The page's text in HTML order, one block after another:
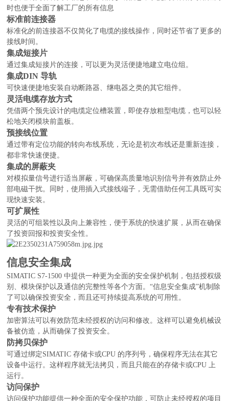
时也便于全面了解工厂的所有信息
标准前连接器
标准化的前连接器不仅简化了电缆的接线操作，同时还节省了更多的
接线时间。
集成短接片
通过集成短接片的连接，可以更为灵活便捷地建立电位组。
集成DIN 导轨
可快速便捷地安装自动断路器、继电器之类的其它组件。
灵活电缆存放方式
凭借两个预先设计的电缆定位槽装置，即使存放粗型电缆，也可以轻
松地关闭模块前盖板。
预接线位置
通过带有定位功能的转向布线系统，无论是初次布线还是重新连接，
都非常快速便捷。
集成的屏蔽夹
对模拟量信号进行适当屏蔽，可确保高质量地识别信号并有效防止外
部电磁干扰。同时，使用插入式接线端子，无需借助任何工具既可实
现快速安装。
可扩展性
灵活的可组装性以及向上兼容性，便于系统的快速扩展，从而在确保
了投资回报和投资安全性。
信息安全集成
SIMATIC S7-1500 中提供一种更为全面的安全保护机制，包括授权级
别、模块保护以及通信的完整性等各个方面。“信息安全集成”机制除
了可以确保投资安全，而且还可持续提高系统的可用性。
专有技术保护
加密算法可以有效防范未经授权的访问和修改。这样可以避免机械设
备被仿造，从而确保了投资安全。
防拷贝保护
可通过绑定SIMATIC 存储卡或CPU 的序列号，确保程序无法在其它
设备中运行。这样程序就无法拷贝，而且只能在的存储卡或CPU 上
运行。
访问保护
访问保护功能提供一种全面的安全保护功能，可防止未经授权的项目